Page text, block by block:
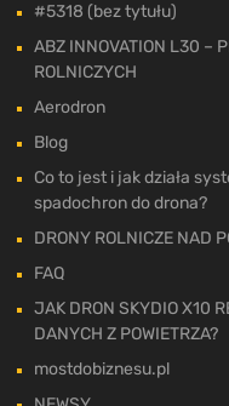
#5318 (bez tytułu)
ABZ INNOVATION L30 –
ROLNICZYCH
Aerodron
Blog
Co to jest i jak działa
spadochron do drona?
DRONY ROLNICZE NAD
FAQ
JAK DRON SKYDIO X10
DANYCH Z POWIETRZA?
mostdobiznesu.pl